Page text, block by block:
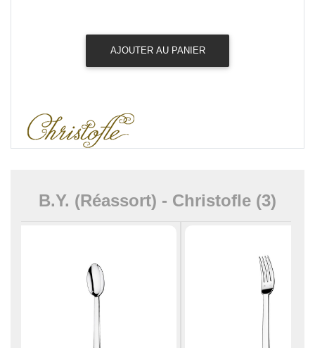
AJOUTER AU PANIER
B.Y. (Réassort) - Christofle (3)